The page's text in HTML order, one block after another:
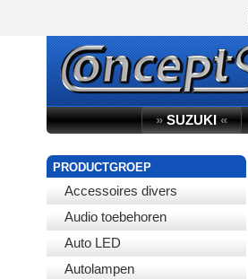
»SUZUKI«
PRODUCTGROEP
Accessoires divers
Audio toebehoren
Auto LED
Autolampen